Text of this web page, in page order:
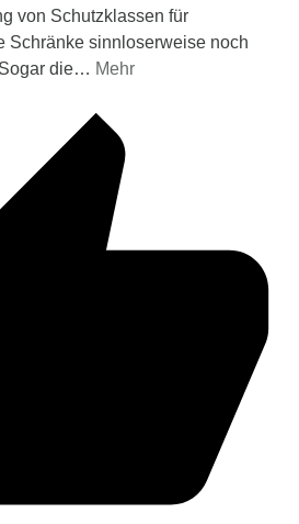
von Schutzklassen für
Schränke sinnloserweise noch
die… Mehr